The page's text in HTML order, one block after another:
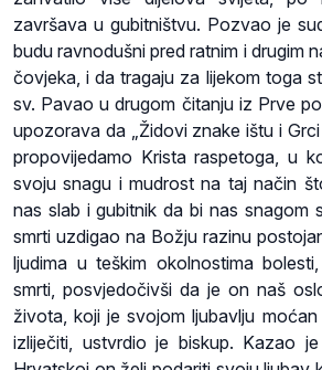
završava u gubitništvu. Pozvao je
budu ravnodušni pred ratnim i drugim
čovjeka, i da tragaju za lijekom toga
sv. Pavao u drugom čitanju iz Prve
upozorava da „Židovi znake ištu i
propovijedamo Krista raspetoga, u
svoju snagu i mudrost na taj način
nas slab i gubitnik da bi nas snagom
smrti uzdigao na Božju razinu
ljudima u teškim okolnostima
smrti, posvjedočivši da je on naš
života, koji je svojom ljubavlju
izliječiti, ustvrdio je biskup. Kazao